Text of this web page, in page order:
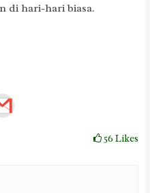
di hari-hari biasa.
56Likes